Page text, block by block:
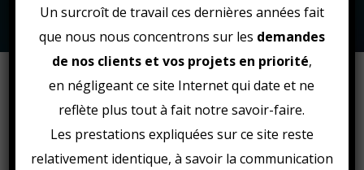
internet Saint-Brieuc, Rennes,
Dinan, Bretagne
votre rencontre pour réaliser un devis gratuit, et échanger avec
vous sur vos besoins de communication sur le web. Nous
offrons la possibilités aux entrepreneurs de se libérer des
tracas techniques en choisissant l’un de nos packs clés en
mains.
Un surcroît de travail ces dernières années fait
que nous nous concentrons sur les demandes
de nos clients et vos projets en priorité,
en négligeant ce site Internet qui date et ne
reflète plus tout à fait notre savoir-faire.
Les prestations expliquées sur ce site reste
relativement identique, à savoir la communication